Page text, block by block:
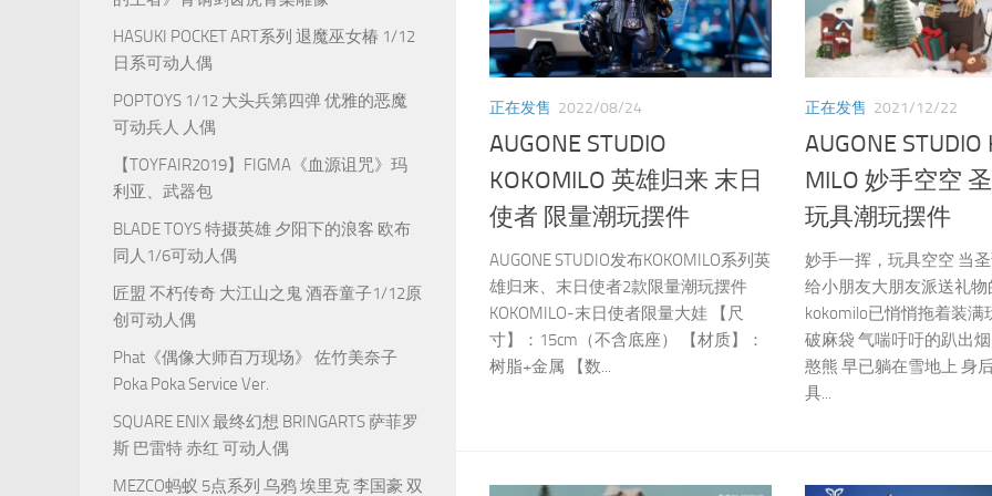
正在发售 2022/08/24
AUGONE STUDIO
KOKOMILO 英雄归来 末日
使者 限量潮玩摆件
AUGONE STUDIO发布KOKOMILO系列英
雄归来、末日使者2款限量潮玩摆件
KOKOMILO-末日使者限量大娃 【尺
寸】：15cm（不含底座） 【材质】：
树脂+金属 【数...
正在发售 2021/12/22
AUGONE STUDIO
MILO 妙手空空
玩具潮玩摆件
妙手一挥，玩具空空 当
给小朋友大朋友派送礼物
kokomilo已悄悄拖着装满
破麻袋 气喘吁吁的趴出
憨熊 早已躺在雪地上 身
具...
HASUKI POCKET ART系列 退魔巫女椿 1/12
日系可动人偶
POPTOYS 1/12 大头兵第四弹 优雅的恶魔
可动兵人 人偶
【TOYFAIR2019】FIGMA《血源诅咒》玛
利亚、武器包
BLADE TOYS 特摄英雄 夕阳下的浪客 欧布
同人1/6可动人偶
匠盟 不朽传奇 大江山之鬼 酒吞童子1/12原
创可动人偶
Phat《偶像大师百万现场》 佐竹美奈子
Poka Poka Service Ver.
SQUARE ENIX 最终幻想 BRINGARTS 萨菲罗
斯 巴雷特 赤红 可动人偶
MEZCO蚂蚁 5点系列 乌鸦 埃里克 李国豪 双